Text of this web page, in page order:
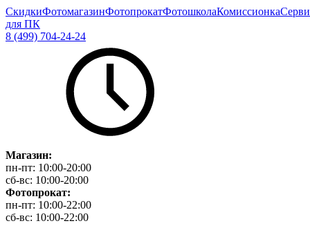
СкидкиФотомагазинФотопрокатФотошколаКомиссионка
для ПК
8 (499) 704-24-24
Магазин:
пн-пт: 10:00-20:00
сб-вс: 10:00-20:00
Фотопрокат:
пн-пт: 10:00-22:00
сб-вс: 10:00-22:00